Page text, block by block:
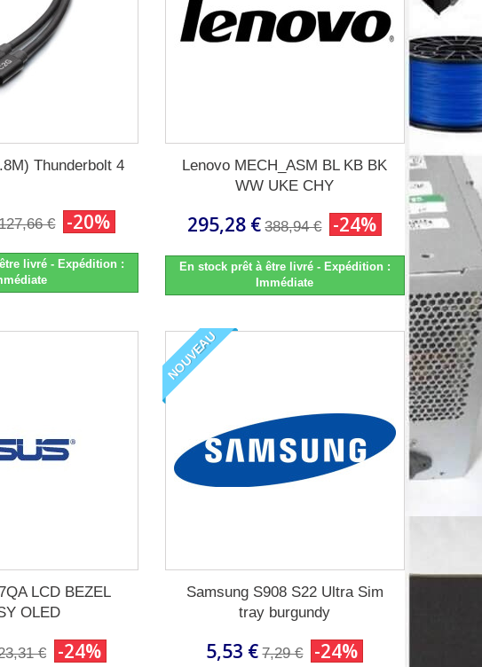
Thunderbolt 4
€ -20%
livré - Expédition :
Lenovo MECH_ASM BL KB BK
WW UKE CHY
295,28 € 388,94 € -24%
En stock prêt à être livré - Expédition :
Immédiate
LCD BEZEL
OLED
€ -24%
NOUVEAU
Samsung S908 S22 Ultra Sim
tray burgundy
5,53 € 7,29 € -24%